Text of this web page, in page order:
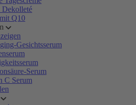
Q10
Gesichtsserum
Serum
C Serum